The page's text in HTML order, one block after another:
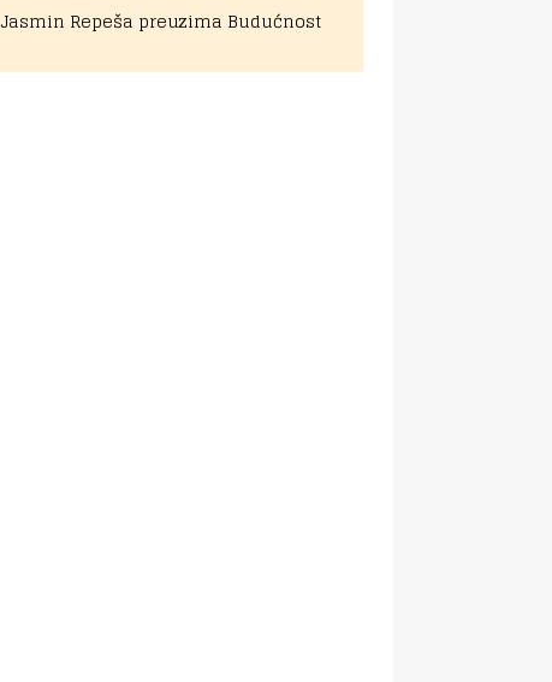
Jasmin Repeša preuzima Budućnost